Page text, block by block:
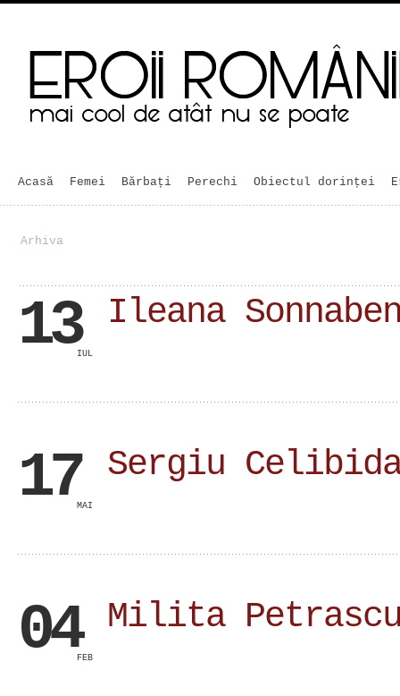
Acasă Femei Bărbaţi Perechi Obiectul dorinței
Arhiva
13IUL
Ileana
17MAI
Sergiu
04FEB
Milita